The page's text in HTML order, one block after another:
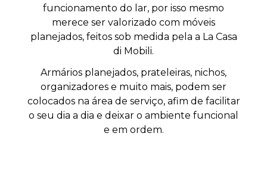
funcionamento do lar, por isso mesmo
merece ser valorizado com móveis
planejados, feitos sob medida pela a La Casa
di Mobili.
Armários planejados, prateleiras, nichos,
organizadores e muito mais, podem ser
colocados na área de serviço, afim de facilitar
o seu dia a dia e deixar o ambiente funcional
e em ordem.